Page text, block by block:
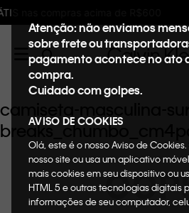
Ganhe
Atenção: não enviamos
sobre frete ou
pagamento acontece no ato
compra.
Cuidado com golpes.
AVISO DE COOKIES
Olá, este é o nosso Aviso de
nosso site ou usa um aplicativo
mais cookies em seu dispositivo ou
HTML 5 e outras tecnologias digitais
informações de seu computador,
camiseta-masculina-